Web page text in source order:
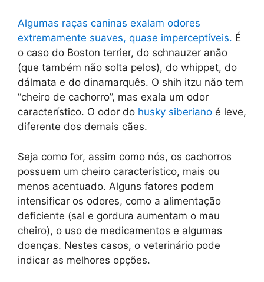
Algumas raças caninas exalam odores
extremamente suaves, quase imperceptíveis. É
o caso do Boston terrier, do schnauzer anão
(que também não solta pelos), do whippet, do
dálmata e do dinamarquês. O shih itzu não tem
“cheiro de cachorro”, mas exala um odor
característico. O odor do husky siberiano é leve,
diferente dos demais cães.
Seja como for, assim como nós, os cachorros
possuem um cheiro característico, mais ou
menos acentuado. Alguns fatores podem
intensificar os odores, como a alimentação
deficiente (sal e gordura aumentam o mau
cheiro), o uso de medicamentos e algumas
doenças. Nestes casos, o veterinário pode
indicar as melhores opções.